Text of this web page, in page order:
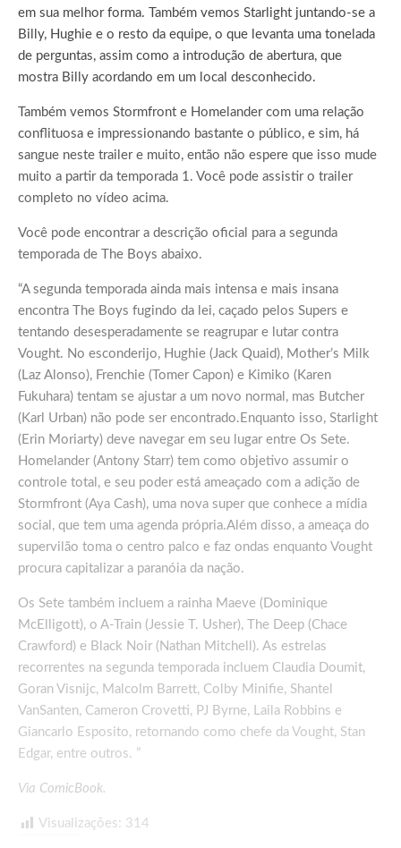
em sua melhor forma. Também vemos Starlight juntando-se a
Billy, Hughie e o resto da equipe, o que levanta uma tonelada
de perguntas, assim como a introdução de abertura, que
mostra Billy acordando em um local desconhecido.
Também vemos Stormfront e Homelander com uma relação
conflituosa e impressionando bastante o público, e sim, há
sangue neste trailer e muito, então não espere que isso mude
muito a partir da temporada 1. Você pode assistir o trailer
completo no vídeo acima.
Você pode encontrar a descrição oficial para a segunda
temporada de The Boys abaixo.
“A segunda temporada ainda mais intensa e mais insana
encontra The Boys fugindo da lei, caçado pelos Supers e
tentando desesperadamente se reagrupar e lutar contra
Vought. No esconderijo, Hughie (Jack Quaid), Mother’s Milk
(Laz Alonso), Frenchie (Tomer Capon) e Kimiko (Karen
Fukuhara) tentam se ajustar a um novo normal, mas Butcher
(Karl Urban) não pode ser encontrado.Enquanto isso, Starlight
(Erin Moriarty) deve navegar em seu lugar entre Os Sete.
Homelander (Antony Starr) tem como objetivo assumir o
controle total, e seu poder está ameaçado com a adição de
Stormfront (Aya Cash), uma nova super que conhece a mídia
social, que tem uma agenda própria.Além disso, a ameaça do
supervilão toma o centro palco e faz ondas enquanto Vought
procura capitalizar a paranóia da nação.
Os Sete também incluem a rainha Maeve (Dominique
McElligott), o A-Train (Jessie T. Usher), The Deep (Chace
Crawford) e Black Noir (Nathan Mitchell). As estrelas
recorrentes na segunda temporada incluem Claudia Doumit,
Goran Visnijc, Malcolm Barrett, Colby Minifie, Shantel
VanSanten, Cameron Crovetti, PJ Byrne, Laila Robbins e
Giancarlo Esposito, retornando como chefe da Vought, Stan
Edgar, entre outros. ”
Via ComicBook.
Visualizações: 314